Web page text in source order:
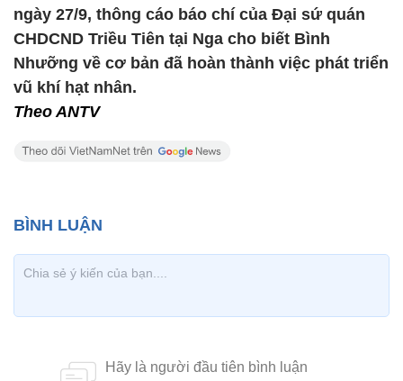
ngày 27/9, thông cáo báo chí của Đại sứ quán
CHDCND Triều Tiên tại Nga cho biết Bình
Nhưỡng về cơ bản đã hoàn thành việc phát triển
vũ khí hạt nhân.
Theo ANTV